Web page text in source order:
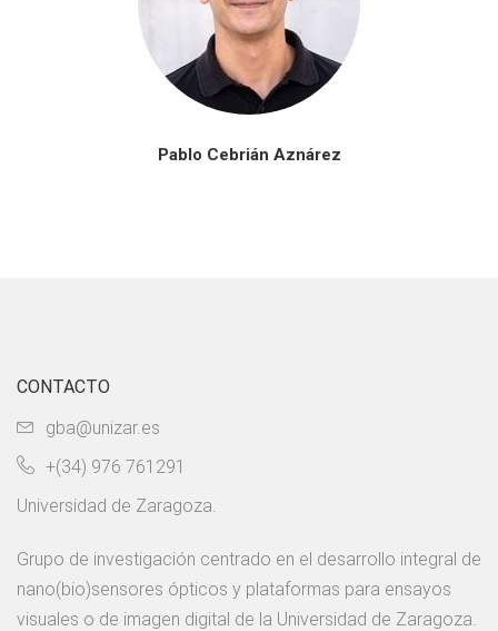
Pablo Cebrián Aznárez
CONTACTO
gba@unizar.es
+(34) 976 761291
Universidad de Zaragoza.
Grupo de investigación centrado en el desarrollo integral de
nano(bio)sensores ópticos y plataformas para ensayos
visuales o de imagen digital de la Universidad de Zaragoza.